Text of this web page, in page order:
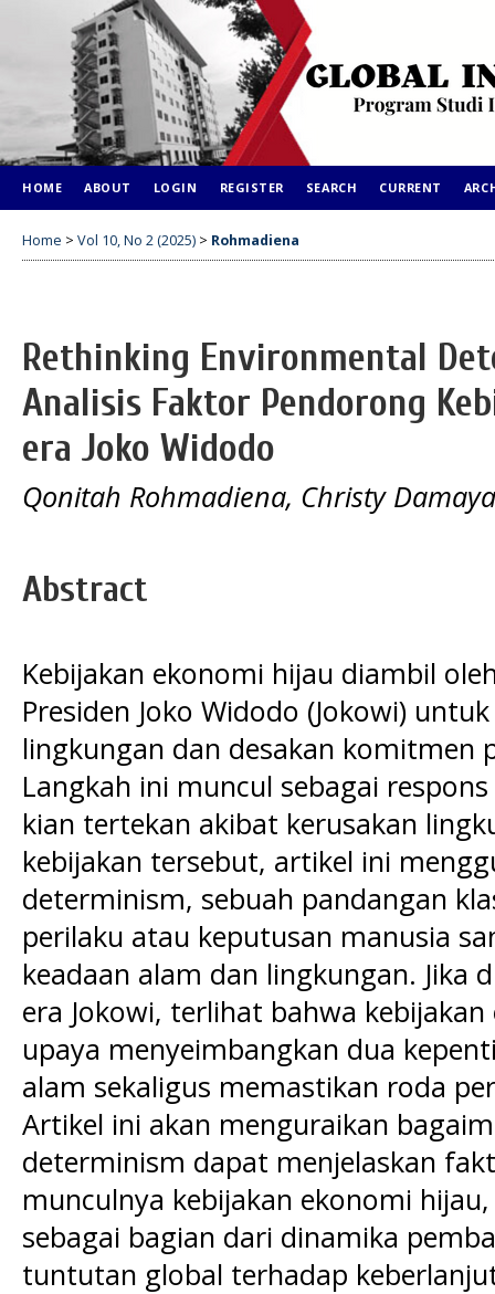
HOME ABOUT LOGIN REGISTER SEARCH CURRENT
Home > Vol 10, No 2 (2025) > Rohmadiena
Rethinking Environmental
Analisis Faktor Pendorong
era Joko Widodo
Qonitah Rohmadiena, Christy
Abstract
Kebijakan ekonomi hijau diambil
Presiden Joko Widodo (Jokowi)
lingkungan dan desakan komitmen
Langkah ini muncul sebagai
kian tertekan akibat kerusakan
kebijakan tersebut, artikel ini
determinism, sebuah pandangan
perilaku atau keputusan manusia
keadaan alam dan lingkungan. Jika
era Jokowi, terlihat bahwa
upaya menyeimbangkan dua
alam sekaligus memastikan roda
Artikel ini akan menguraikan
determinism dapat menjelaskan
munculnya kebijakan ekonomi
sebagai bagian dari dinamika
tuntutan global terhadap